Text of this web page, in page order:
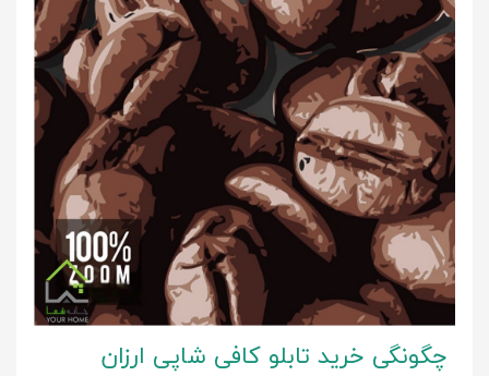
چگونگی خرید تابلو کافی شاپی ارزان